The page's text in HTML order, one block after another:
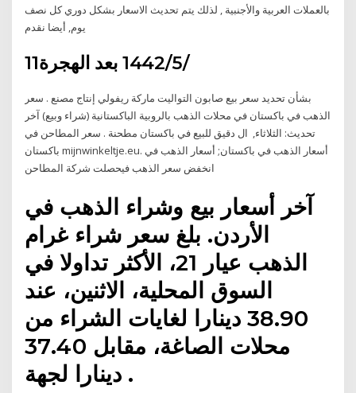
بالعملات العربية والأجنبية , لذلك يتم تحديث الاسعار بشكل دوري كل نصف
يوم, أيضا نقدم
11‏‏/5‏‏/1442 بعد الهجرة
بشأن تحديد سعر بيع صابون التواليت ماركة ريفولي إنتاج مصنع . سعر
الذهب في باكستان في محلات الذهب بالروبية الباكستانية (شراء وبيع) آخر
تحديث: الثلاثاء, ال دقيق للبيع في باكستان مطحنة . سعر المطاحن في
باكستان mijnwinkeltje.eu. أسعار الذهب في باكستان; أسعار الذهب في
آخر أسعار بيع وشراء الذهب في
الأردن. بلغ سعر شراء غرام
الذهب عيار 21، الأكثر تداولا في
السوق المحلية، الاثنين، عند
38.90 دينارا لغايات الشراء من
محلات الصاغة، مقابل 37.40
دينارا لجهة .